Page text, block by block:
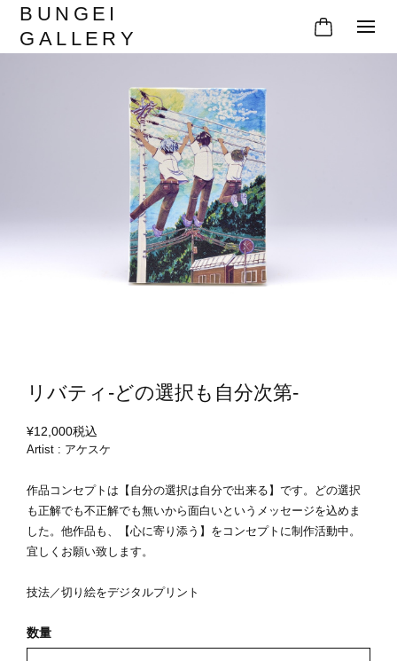
BUNGEI
GALLERY
リバティ-どの選択も自分次第-
¥12,000税込
Artist : アケスケ
作品コンセプトは【自分の選択は自分で出来る】です。どの選択
も正解でも不正解でも無いから面白いというメッセージを込めま
した。他作品も、【心に寄り添う】をコンセプトに制作活動中。
宜しくお願い致します。
技法／切り絵をデジタルプリント
数量